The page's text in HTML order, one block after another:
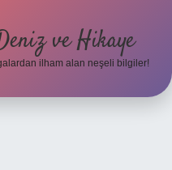
ve Hikaye
ilham alan neşeli bilgiler!